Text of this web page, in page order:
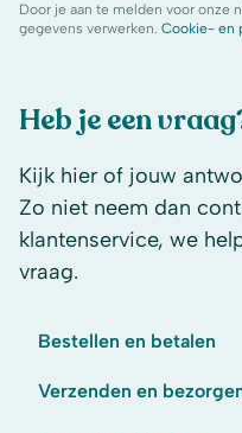
Heb je een
Kijk hier of jouw
Zo niet neem dan
klantenservice, we
vraag.
Bestellen en betalen
Verzenden en
Door je aan te melden voor onze
gegevens verwerken. Cookie- en